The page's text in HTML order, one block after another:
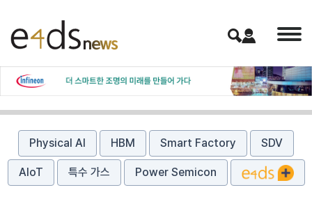
Physical AI HBM Smart Factory SDV
AIoT 특수 가스 Power Semicon